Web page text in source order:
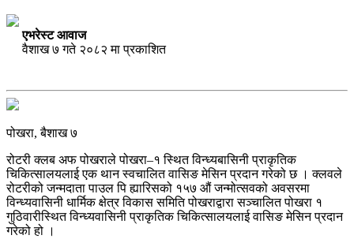
एभरेस्ट आवाज
वैशाख ७ गते २०८२ मा प्रकाशित
पोखरा, बैशाख ७
रोटरी क्लब अफ पोखराले पोखरा–१ स्थित विन्ध्यबासिनी प्राकृतिक
चिकित्सालयलाई एक थान स्वचालित वासिङ मेसिन प्रदान गरेको छ । क्लवले
रोटरीको जन्मदाता पाउल पि ह्यारिसको १५७ औं जन्मोत्सवको अवसरमा
विन्ध्यवासिनी धार्मिक क्षेत्र विकास समिति पोखराद्वारा सञ्चालित पोखरा १
गुठिवारीस्थित विन्ध्यवासिनी प्राकृतिक चिकित्सालयलाई वासिङ मेसिन प्रदान
गरेको हो ।